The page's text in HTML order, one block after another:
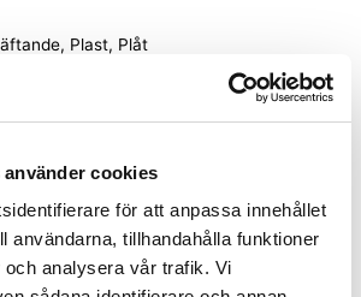
cookies
för att anpassa innehållet
användarna, tillhandahålla funktioner
analysera vår trafik. Vi
Plast, Plåt
Brandfara förbjudet att
eld